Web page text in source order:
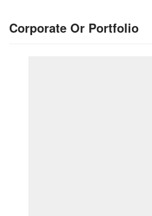
Corporate Or Portfolio